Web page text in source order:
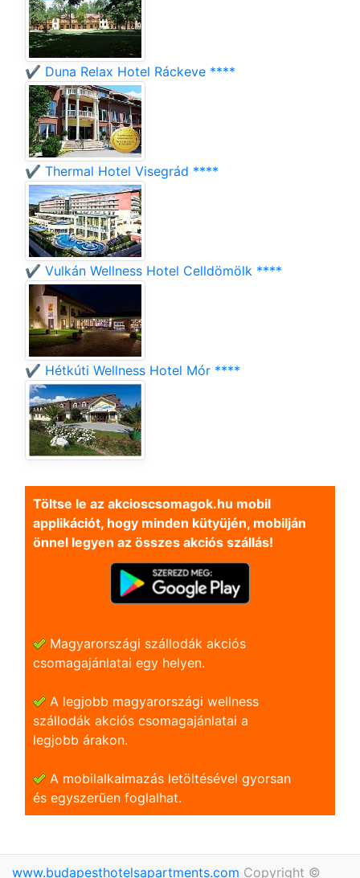
✔️ Duna Relax Hotel Ráckeve ****
✔️ Thermal Hotel Visegrád ****
✔️ Vulkán Wellness Hotel Celldömölk ****
✔️ Hétkúti Wellness Hotel Mór ****
Töltse le az akcioscsomagok.hu mobil
applikációt, hogy minden kütyüjén, mobilján
önnel legyen az összes akciós szállás!
Magyarországi szállodák akciós
csomagajánlatai egy helyen.
A legjobb magyarországi wellness
szállodák akciós csomagajánlatai a
legjobb árakon.
A mobilalkalmazás letöltésével gyorsan
és egyszerũen foglalhat.
www.budapesthotelsapartments.com Copyright ©